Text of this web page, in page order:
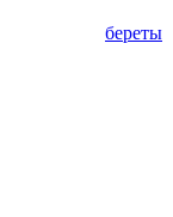
береты